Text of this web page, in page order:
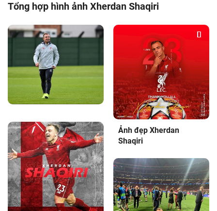
Tổng hợp hình ảnh Xherdan Shaqiri
Ảnh đẹp Xherdan
Shaqiri